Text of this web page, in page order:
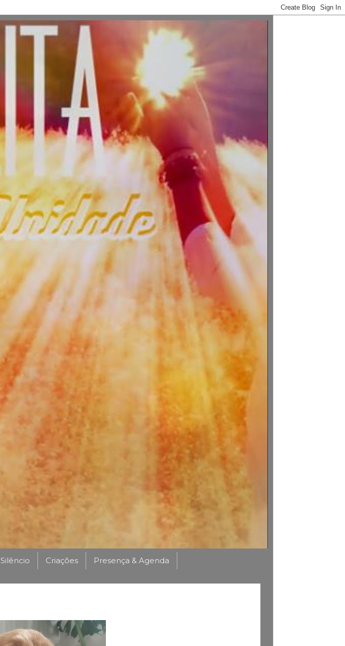
Silêncio Criações Presença & Agenda